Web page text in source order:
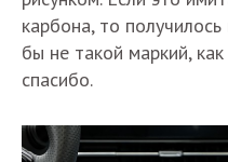
карбона, то
бы не такой маркий,
спасибо.